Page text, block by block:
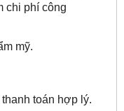
chi phí công
mỹ.
toán hợp lý.